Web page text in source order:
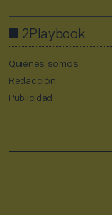
2Playbook
Quiénes somos
Redacción
Publicidad